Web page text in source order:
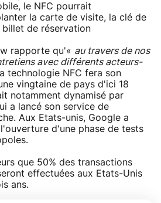
le NFC pourrait
la carte de visite, la clé de
de réservation
rapporte qu'« au travers de nos
avec différents acteurs-
technologie NFC fera son
vingtaine de pays d'ici 18
notamment dynamisé par
a lancé son service de
Aux Etats-unis, Google a
d'une phase de tests
que 50% des transactions
effectuées aux Etats-Unis
ans.